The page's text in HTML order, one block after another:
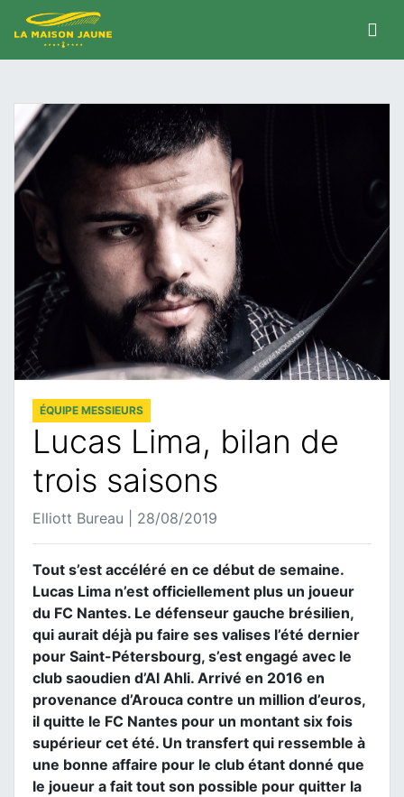
ÉQUIPE MESSIEURS
Lucas Lima, bilan de
trois saisons
Elliott Bureau | 28/08/2019
Tout s’est accéléré en ce début de semaine.
Lucas Lima n’est officiellement plus un joueur
du FC Nantes. Le défenseur gauche brésilien,
qui aurait déjà pu faire ses valises l’été dernier
pour Saint-Pétersbourg, s’est engagé avec le
club saoudien d’Al Ahli. Arrivé en 2016 en
provenance d’Arouca contre un million d’euros,
il quitte le FC Nantes pour un montant six fois
supérieur cet été. Un transfert qui ressemble à
une bonne affaire pour le club étant donné que
le joueur a fait tout son possible pour quitter la